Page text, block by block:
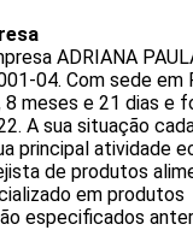
ADRIANA
04. Com sede em
8 meses e 21 dias e
A sua situação
principal atividade
de produtos
em produtos
especificados